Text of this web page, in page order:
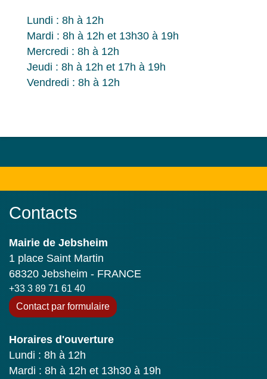
Lundi : 8h à 12h
Mardi : 8h à 12h et 13h30 à 19h
Mercredi : 8h à 12h
Jeudi : 8h à 12h et 17h à 19h
Vendredi : 8h à 12h
Contacts
Mairie de Jebsheim
1 place Saint Martin
68320 Jebsheim - FRANCE
+33 3 89 71 61 40
Contact par formulaire
Horaires d'ouverture
Lundi : 8h à 12h
Mardi : 8h à 12h et 13h30 à 19h